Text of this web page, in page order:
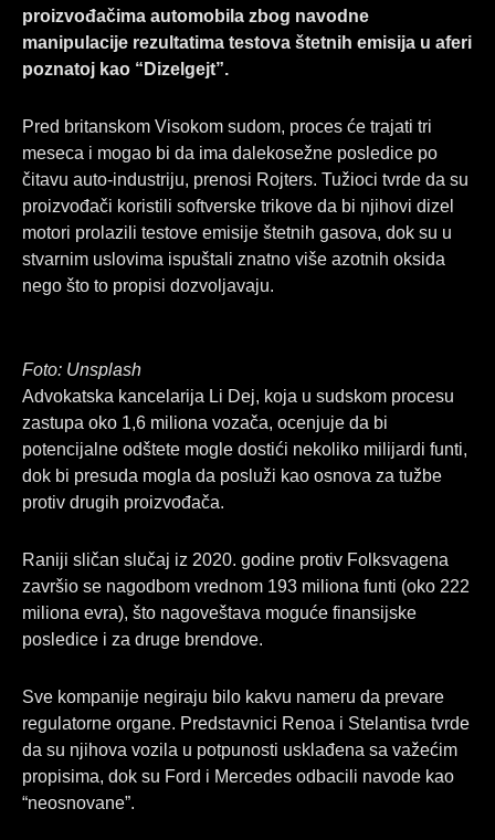
o
o
k
d
i
g
r
proizvođačima automobila zbog navodne
manipulacije rezultatima testova štetnih emisija u aferi
poznatoj kao “Dizelgejt”.
Pred britanskom Visokom sudom, proces će trajati tri
meseca i mogao bi da ima dalekosežne posledice po
čitavu auto-industriju, prenosi Rojters. Tužioci tvrde da su
proizvođači koristili softverske trikove da bi njihovi dizel
motori prolazili testove emisije štetnih gasova, dok su u
stvarnim uslovima ispuštali znatno više azotnih oksida
nego što to propisi dozvoljavaju.
Foto: Unsplash
Advokatska kancelarija Li Dej, koja u sudskom procesu
zastupa oko 1,6 miliona vozača, ocenjuje da bi
potencijalne odštete mogle dostići nekoliko milijardi funti,
dok bi presuda mogla da posluži kao osnova za tužbe
protiv drugih proizvođača.
Raniji sličan slučaj iz 2020. godine protiv Folksvagena
završio se nagodbom vrednom 193 miliona funti (oko 222
miliona evra), što nagoveštava moguće finansijske
posledice i za druge brendove.
Sve kompanije negiraju bilo kakvu nameru da prevare
regulatorne organe. Predstavnici Renoa i Stelantisa tvrde
da su njihova vozila u potpunosti usklađena sa važećim
propisima, dok su Ford i Mercedes odbacili navode kao
“neosnovane”.